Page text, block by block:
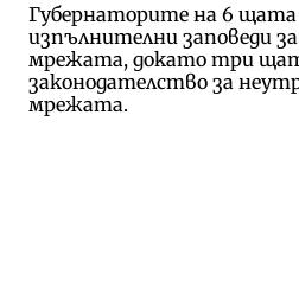
Губернаторите на 6 щата
изпълнителни заповеди
мрежата, докато три
законодателство за
мрежата.